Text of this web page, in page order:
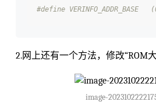
#define VERINFO_ADDR_BASE
2.网上还有一个方法，修改“ROM大
image-